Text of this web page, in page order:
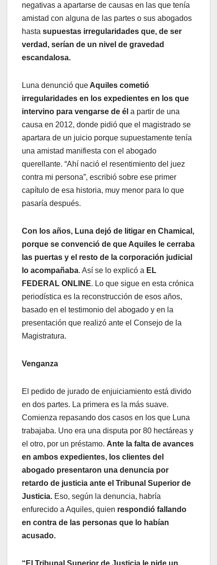
negativas a apartarse de causas en las que tenía
amistad con alguna de las partes o sus abogados
hasta supuestas irregularidades que, de ser
verdad, serían de un nivel de gravedad
escandalosa.
Luna denunció que Aquiles cometió
irregularidades en los expedientes en los que
intervino para vengarse de él a partir de una
causa en 2012, donde pidió que el magistrado se
apartara de un juicio porque supuestamente tenía
una amistad manifiesta con el abogado
querellante. “Ahí nació el resentimiento del juez
contra mi persona”, escribió sobre ese primer
capítulo de esa historia, muy menor para lo que
pasaría después.
Con los años, Luna dejó de litigar en Chamical,
porque se convenció de que Aquiles le cerraba
las puertas y el resto de la corporación judicial
lo acompañaba. Así se lo explicó a EL
FEDERAL ONLINE. Lo que sigue en esta crónica
periodística es la reconstrucción de esos años,
basado en el testimonio del abogado y en la
presentación que realizó ante el Consejo de la
Magistratura.
Venganza
El pedido de jurado de enjuiciamiento está divido
en dos partes. La primera es la más suave.
Comienza repasando dos casos en los que Luna
trabajaba. Uno era una disputa por 80 hectáreas y
el otro, por un préstamo. Ante la falta de avances
en ambos expedientes, los clientes del
abogado presentaron una denuncia por
retardo de justicia ante el Tribunal Superior de
Justicia. Eso, según la denuncia, habría
enfurecido a Aquiles, quien respondió fallando
en contra de las personas que lo habían
acusado.
“El Tribunal Superior de Justicia le pide un